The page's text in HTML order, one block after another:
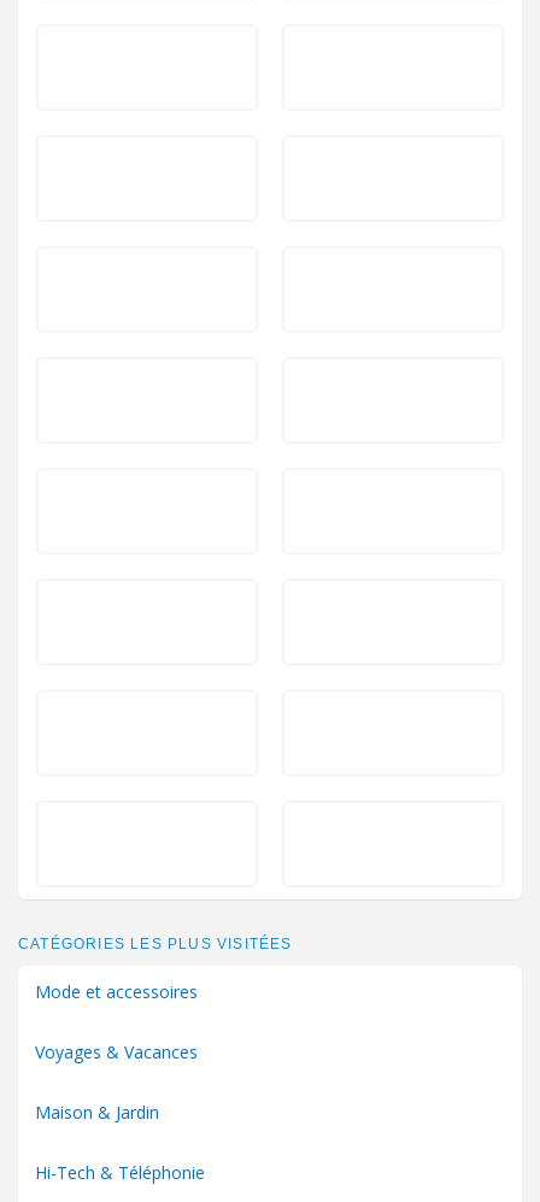
CATÉGORIES LES PLUS VISITÉES
Mode et accessoires
Voyages & Vacances
Maison & Jardin
Hi-Tech & Téléphonie